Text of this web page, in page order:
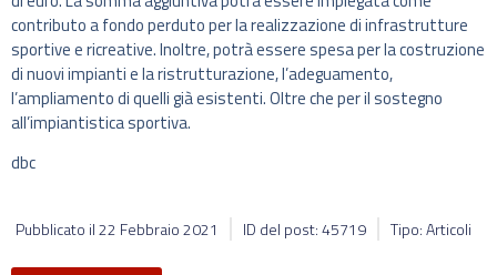
contributo a fondo perduto per la realizzazione di infrastrutture
sportive e ricreative. Inoltre, potrà essere spesa per la costruzione
di nuovi impianti e la ristrutturazione, l’adeguamento,
l’ampliamento di quelli già esistenti. Oltre che per il sostegno
all’impiantistica sportiva.
dbc
Pubblicato il22 Febbraio 2021 ID del post: 45719 Tipo: Articoli